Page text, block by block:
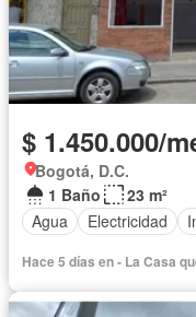
$ 1.450.000/
Bogotá, D.C.
1 Baño
23 m²
Agua
Electricidad
Hace 5 días en - La Casa